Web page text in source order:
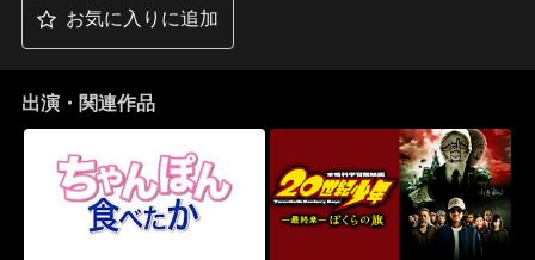
お気に入りに追加
出演・関連作品